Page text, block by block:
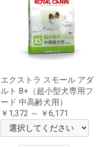
エクストラ スモール アダ
ルト 8+（超小型犬専用フ
ード 中高齢犬用）
￥1,372 ～ ￥6,171